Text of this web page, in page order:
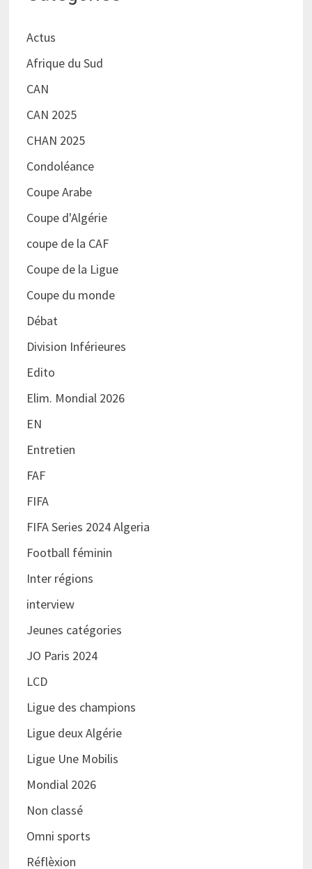
Actus
Afrique du Sud
CAN
CAN 2025
CHAN 2025
Condoléance
Coupe Arabe
Coupe d'Algérie
coupe de la CAF
Coupe de la Ligue
Coupe du monde
Débat
Division Inférieures
Edito
Elim. Mondial 2026
EN
Entretien
FAF
FIFA
FIFA Series 2024 Algeria
Football féminin
Inter régions
interview
Jeunes catégories
JO Paris 2024
LCD
Ligue des champions
Ligue deux Algérie
Ligue Une Mobilis
Mondial 2026
Non classé
Omni sports
Réflèxion